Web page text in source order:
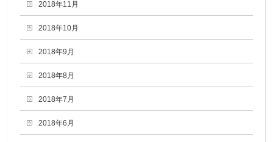
2018年11月
2018年10月
2018年9月
2018年8月
2018年7月
2018年6月